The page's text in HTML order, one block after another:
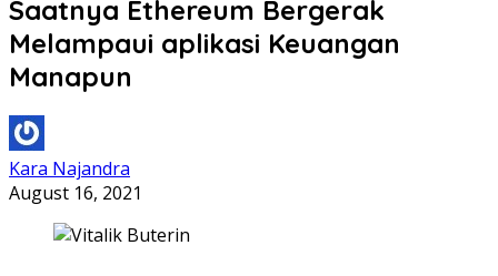
Saatnya Ethereum Bergerak
Melampaui aplikasi Keuangan
Manapun
Kara Najandra
August 16, 2021